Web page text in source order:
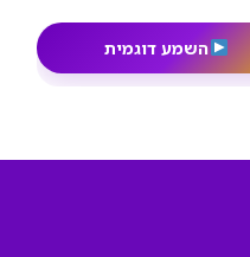
השמע דוגמית